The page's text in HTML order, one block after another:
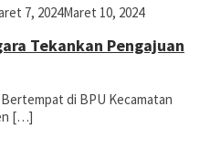
7, 2024Maret 10, 2024
Tekankan Pengajuan
di BPU Kecamatan
[…]